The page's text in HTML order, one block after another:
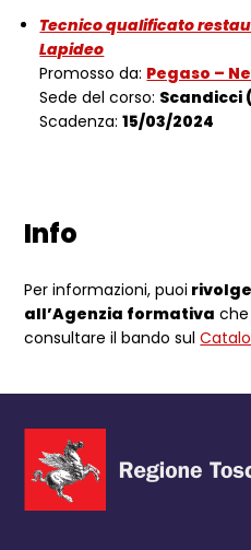
Tecnico qualificato
Lapideo
Promosso da: Pegaso –
Sede del corso: Scandicci
Scadenza:15/03/2024
Info
Per informazioni, puoi
all’Agenzia formativa
consultare il bando sul